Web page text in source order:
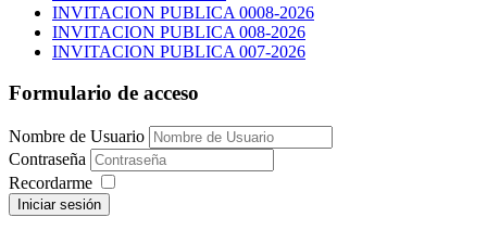
INVITACION PUBLICA 0008-2026
INVITACION PUBLICA 008-2026
INVITACION PUBLICA 007-2026
Formulario de acceso
Nombre de Usuario
Contraseña
Recordarme
Iniciar sesión